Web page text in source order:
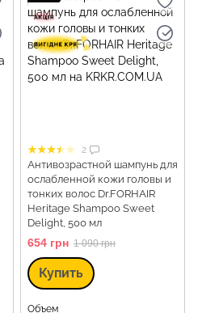
2
Антивозрастной шампунь для
ослабленной кожи головы и
тонких волос Dr.FORHAIR
Heritage Shampoo Sweet
Delight, 500 мл
654 грн 1 090 грн
Купить
Объем